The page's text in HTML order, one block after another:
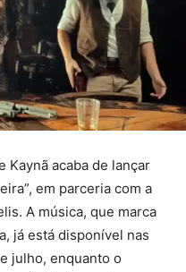
Kaynã acaba de lançar
em parceria com a
A música, que marca
já está disponível nas
julho, enquanto o